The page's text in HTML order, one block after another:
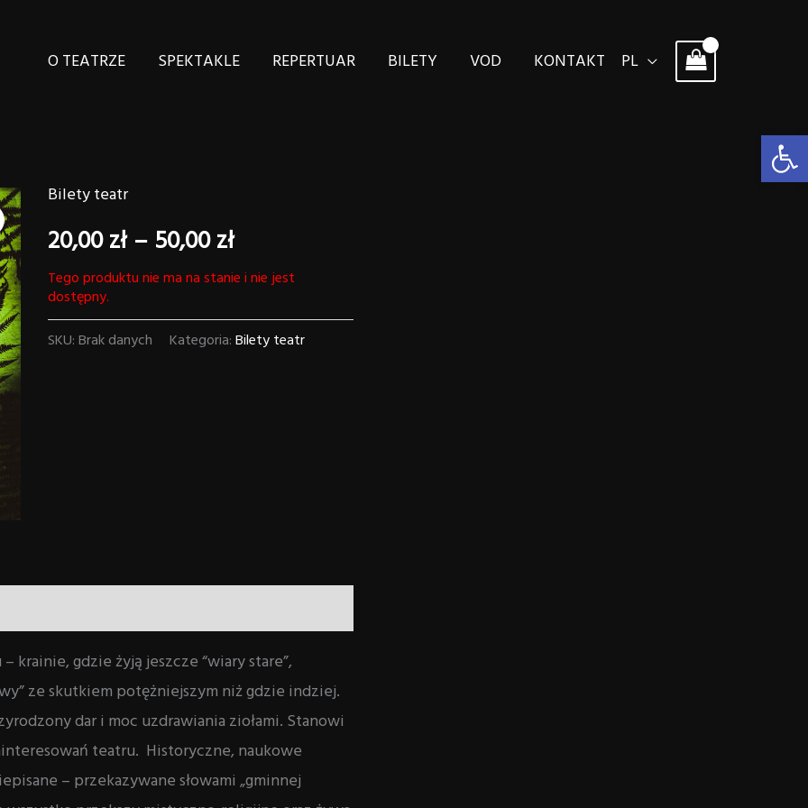
O TEATRZE SPEKTAKLE REPERTUAR BILETY VOD KONTAKT PL
Bilety teatr
20,00zł – 50,00zł
20,00 zł
Tego produktu nie ma na stanie i nie jest
dostępny.
SKU:Brak danych Kategoria:Bilety teatr
krainie, gdzie żyją jeszcze “wiary stare”,
ze skutkiem potężniejszym niż gdzie indziej.
dar i moc uzdrawiania ziołami. Stanowi
teatru. Historyczne, naukowe
– przekazywane słowami „gminnej